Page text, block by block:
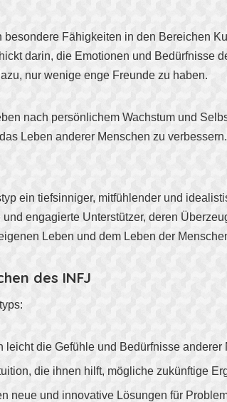
Fähigkeiten in den Bereichen
darin, die Emotionen und Bedürfnisse
nur wenige enge Freunde zu haben.
nach persönlichem Wachstum und
Leben anderer Menschen zu
ein tiefsinniger, mitfühlender und
engagierte Unterstützer, deren
Leben und dem Leben der
des INFJ
die Gefühle und Bedürfnisse anderer
die ihnen hilft, mögliche zukünftige
neue und innovative Lösungen für